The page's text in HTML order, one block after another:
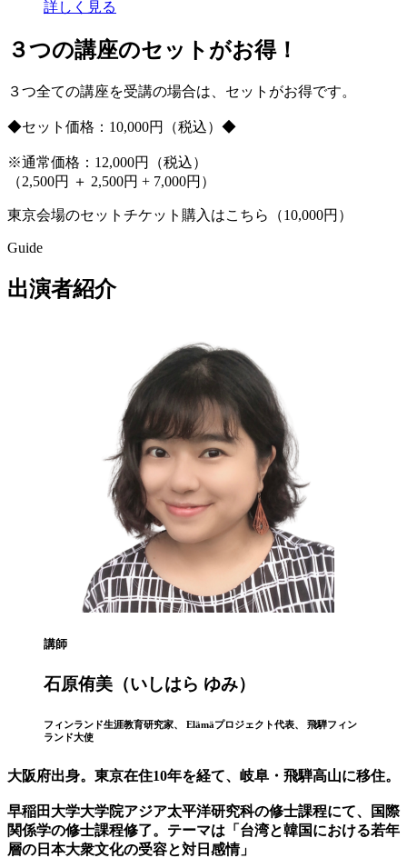
詳しく見る
３つの講座のセットがお得！
３つ全ての講座を受講の場合は、セットがお得です。
◆セット価格：10,000円（税込）◆
※通常価格：12,000円（税込）
（2,500円 ＋ 2,500円 + 7,000円）
東京会場のセットチケット購入はこちら（10,000円）
Guide
出演者紹介
講師
石原侑美（いしはら ゆみ）
フィンランド生涯教育研究家、 Elämäプロジェクト代表、 飛騨フィン
ランド大使
大阪府出身。東京在住10年を経て、岐阜・飛騨高山に移住。
早稲田大学大学院アジア太平洋研究科の修士課程にて、国際
関係学の修士課程修了。テーマは「台湾と韓国における若年
層の日本大衆文化の受容と対日感情」